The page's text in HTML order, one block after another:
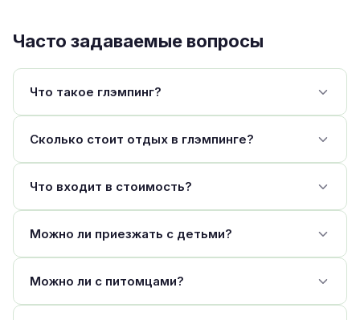
Часто задаваемые вопросы
Что такое глэмпинг?
Сколько стоит отдых в глэмпинге?
Что входит в стоимость?
Можно ли приезжать с детьми?
Можно ли с питомцами?